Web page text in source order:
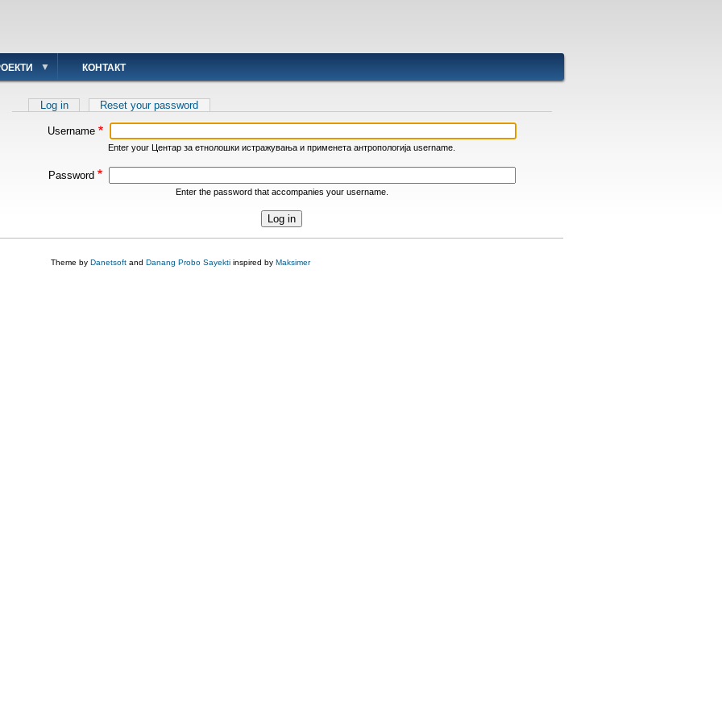
КОНТАКТ
Primary
Log in(active Reset your password
Username
Enter your Центар за етнолошки истражувања и применета антропологија username.
Password
Enter the password that accompanies your username.
Theme by Danetsoft and Danang Probo Sayekti inspired by Maksimer